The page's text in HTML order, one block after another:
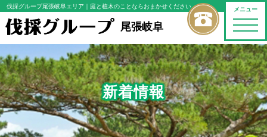
メニュー
toggle
伐採グループ尾張岐阜エリア ｜庭と植木のことならおまかせください
尾張岐阜
新着情報